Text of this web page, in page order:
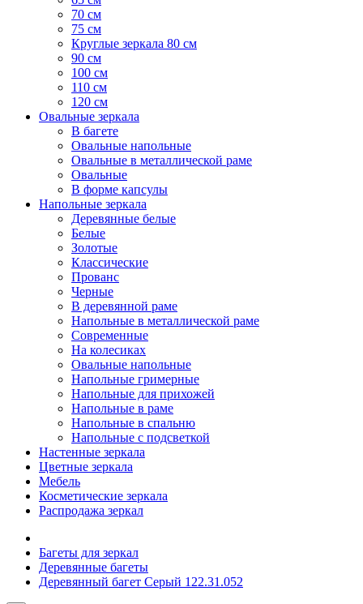
70 см
75 см
Круглые зеркала 80 см
90 см
100 см
110 см
120 см
Овальные зеркала
В багете
Овальные напольные
Овальные в металлической раме
Овальные
В форме капсулы
Напольные зеркала
Деревянные белые
Белые
Золотые
Классические
Прованс
Черные
В деревянной раме
Напольные в металлической раме
Современные
На колесиках
Овальные напольные
Напольные гримерные
Напольные для прихожей
Напольные в раме
Напольные в спальню
Напольные с подсветкой
Настенные зеркала
Цветные зеркала
Мебель
Косметические зеркала
Распродажа зеркал
Багеты для зеркал
Деревянные багеты
Деревянный багет Серый 122.31.052